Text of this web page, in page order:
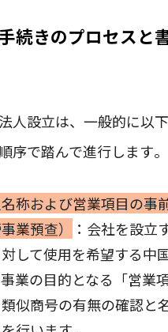
続きのプロセスと
人設立は、一般的に以
序で踏んで進行します。
称および営業項目の事
業預查）
：会社を設立
して使用を希望する中
業の目的となる「営業
類似商号の有無の確認と